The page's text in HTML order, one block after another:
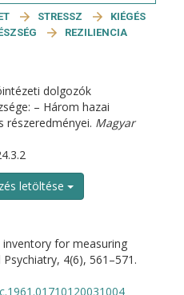
STRESSZ
KIÉGÉS
REZILIENCIA
dolgozók
– Három hazai
részeredményei. Magyar
letöltése
inventory for measuring
4(6), 561–571.